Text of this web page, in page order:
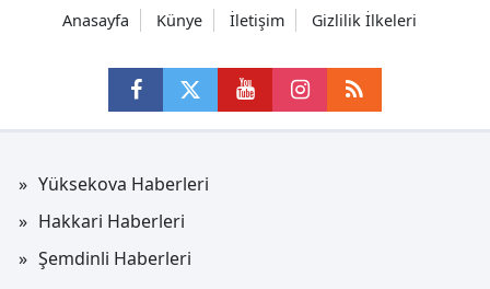
Anasayfa Künye İletişim Gizlilik İlkeleri
Yüksekova Haberleri
Hakkari Haberleri
Şemdinli Haberleri